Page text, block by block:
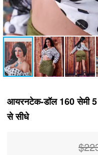
आयरनटेक-डॉल 160 सेमी 5
से सीधे